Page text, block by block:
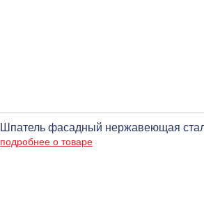
Шпатель фасадный нержавеющая
подробнее о товаре